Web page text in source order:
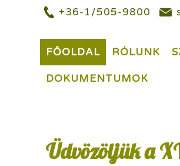
+36-1/505-9800
FŐOLDAL RÓLUNK
DOKUMENTUMOK
Üdvözöljük a